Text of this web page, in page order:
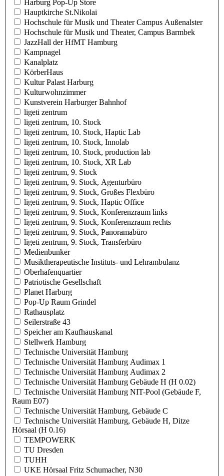
Harburg Pop-Up Store
Hauptkirche St.Nikolai
Hochschule für Musik und Theater Campus Außenalster
Hochschule für Musik und Theater, Campus Barmbek
JazzHall der HfMT Hamburg
Kampnagel
Kanalplatz
KörberHaus
Kultur Palast Harburg
Kulturwohnzimmer
Kunstverein Harburger Bahnhof
ligeti zentrum
ligeti zentrum, 10. Stock
ligeti zentrum, 10. Stock, Haptic Lab
ligeti zentrum, 10. Stock, Innolab
ligeti zentrum, 10. Stock, production lab
ligeti zentrum, 10. Stock, XR Lab
ligeti zentrum, 9. Stock
ligeti zentrum, 9. Stock, Agenturbüro
ligeti zentrum, 9. Stock, Großes Flexbüro
ligeti zentrum, 9. Stock, Haptic Office
ligeti zentrum, 9. Stock, Konferenzraum links
ligeti zentrum, 9. Stock, Konferenzraum rechts
ligeti zentrum, 9. Stock, Panoramabüro
ligeti zentrum, 9. Stock, Transferbüro
Medienbunker
Musiktherapeutische Instituts- und Lehrambulanz
Oberhafenquartier
Patriotische Gesellschaft
Planet Harburg
Pop-Up Raum Grindel
Rathausplatz
Seilerstraße 43
Speicher am Kaufhauskanal
Stellwerk Hamburg
Technische Universität Hamburg
Technische Universität Hamburg Audimax 1
Technische Universität Hamburg Audimax 2
Technische Universität Hamburg Gebäude H (H 0.02)
Technische Universität Hamburg NIT-Pool (Gebäude F,
Raum E07)
Technische Universität Hamburg, Gebäude C
Technische Universität Hamburg, Gebäude H, Ditze
Hörsaal (H 0.16)
TEMPOWERK
TU Dresden
TUHH
UKE Hörsaal Fritz Schumacher, N30